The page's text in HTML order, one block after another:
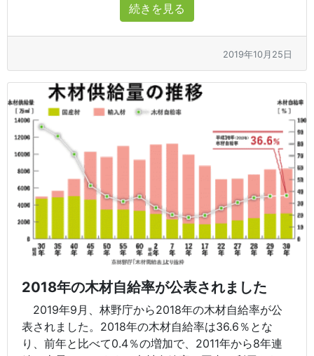
続きを見る
2019年10月25日
2018年の木材自給率が公表されました
2019年9月、林野庁から2018年の木材自給率が公
表されました。2018年の木材自給率は36.6％とな
り、前年と比べて0.4％の増加で、2011年から8年連